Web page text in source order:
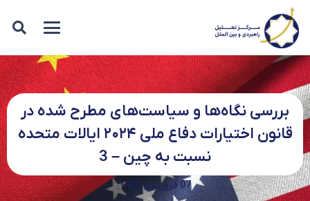
بررسی نگاه‌ها و سیاست‌های مطرح شده در
قانون اختیارات دفاع ملی ۲۰۲۴ ایالات متحده
نسبت به چین – 3
07 فروردین 1403